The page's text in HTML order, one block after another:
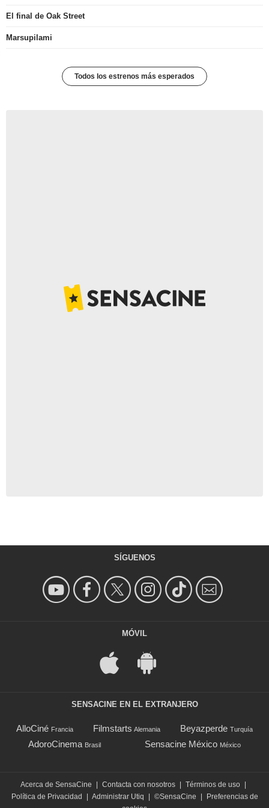
El final de Oak Street
Marsupilami
Todos los estrenos más esperados
SÍGUENOS
MÓVIL
SENSACINE EN EL EXTRANJERO
AlloCiné Francia Filmstarts Alemania Beyazperde Turquía
AdoroCinema Brasil Sensacine México México
Acerca de SensaCine Contacta con nosotros Términos de uso
Política de Privacidad
Administrar Utiq ©SensaCine
Preferencias de